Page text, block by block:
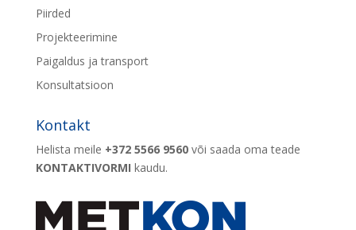
Piirded
Projekteerimine
Paigaldus ja transport
Konsultatsioon
Kontakt
Helista meile +372 5566 9560või saada oma teade
KONTAKTIVORMI kaudu.